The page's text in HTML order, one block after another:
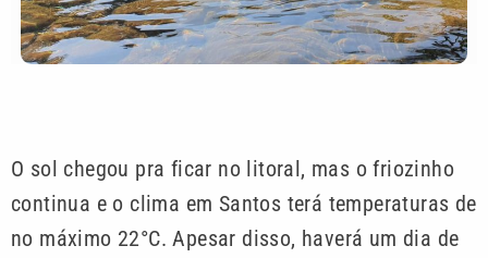
O sol chegou pra ficar no litoral, mas o friozinho
continua e o clima em Santos terá temperaturas de
no máximo 22°C. Apesar disso, haverá um dia de